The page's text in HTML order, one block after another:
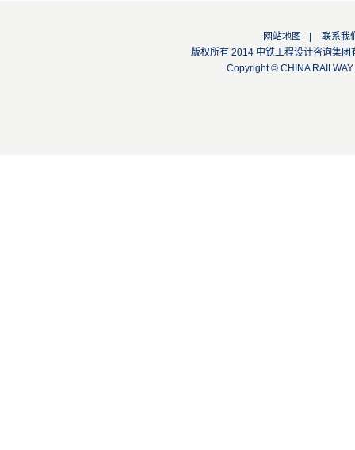
网站地图
联系我
版权所有 2014 中铁工程设计咨询
Copyright © CHINA